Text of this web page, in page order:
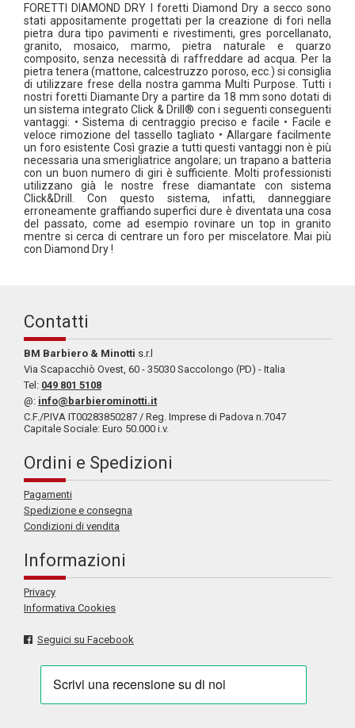
FORETTI DIAMOND DRY I foretti Diamond Dry a secco sono
stati appositamente progettati per la creazione di fori nella
pietra dura tipo pavimenti e rivestimenti, gres porcellanato,
granito, mosaico, marmo, pietra naturale e quarzo
composito, senza necessità di raffreddare ad acqua. Per la
pietra tenera (mattone, calcestruzzo poroso, ecc.) si consiglia
di utilizzare frese della nostra gamma Multi Purpose. Tutti i
nostri foretti Diamante Dry a partire da 18 mm sono dotati di
un sistema integrato Click & Drill® con i seguenti conseguenti
vantaggi: • Sistema di centraggio preciso e facile • Facile e
veloce rimozione del tassello tagliato • Allargare facilmente
un foro esistente Così grazie a tutti questi vantaggi non è più
necessaria una smerigliatrice angolare; un trapano a batteria
con un buon numero di giri è sufficiente. Molti professionisti
utilizzano già le nostre frese diamantate con sistema
Click&Drill. Con questo sistema, infatti, danneggiare
erroneamente graffiando superfici dure è diventata una cosa
del passato, come ad esempio rovinare un top in granito
mentre si cerca di centrare un foro per miscelatore. Mai più
con Diamond Dry !
Contatti
BM Barbiero & Minotti s.r.l
Via Scapacchiò Ovest, 60 - 35030 Saccolongo (PD) - Italia
Tel: 049 801 5108
@: info@barbierominotti.it
C.F./P.IVA IT00283850287 / Reg. Imprese di Padova n.7047
Capitale Sociale: Euro 50.000 i.v.
Ordini e Spedizioni
Pagamenti
Spedizione e consegna
Condizioni di vendita
Informazioni
Privacy
Informativa Cookies
Seguici su Facebook